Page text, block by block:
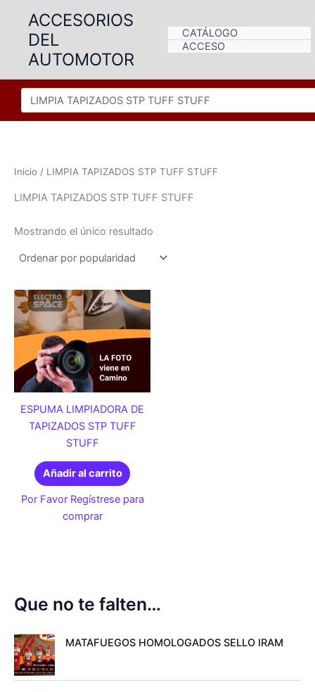
contenido
ACCESORIOS
DEL
AUTOMOTOR
CATÁLOGO
ACCESO
Inicio / LIMPIA TAPIZADOS STP TUFF STUFF
LIMPIA TAPIZADOS STP TUFF STUFF
Mostrando el único resultado
ESPUMA LIMPIADORA DE
TAPIZADOS STP TUFF
STUFF
Añadir al carrito
Por Favor Regístrese para
comprar
Que no te falten…
MATAFUEGOS HOMOLOGADOS SELLO IRAM